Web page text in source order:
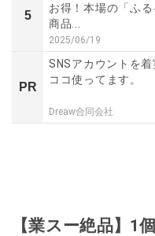
5
お得！本場の「ふ
商品...
2025/06/19
PR
SNSアカウントを
ココ使ってます。
Dreaw合同会社
【業スー絶品】1